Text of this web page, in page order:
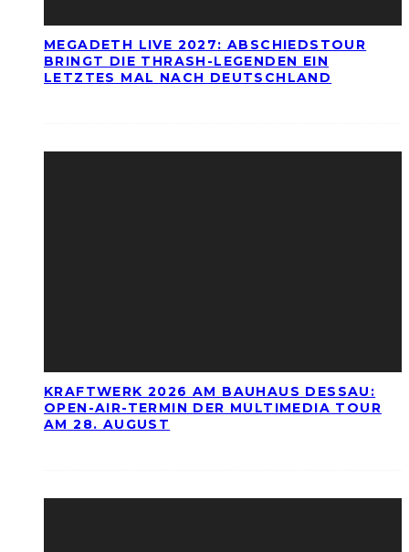
MEGADETH LIVE 2027: ABSCHIEDSTOUR
BRINGT DIE THRASH-LEGENDEN EIN
LETZTES MAL NACH DEUTSCHLAND
KRAFTWERK 2026 AM BAUHAUS DESSAU:
OPEN-AIR-TERMIN DER MULTIMEDIA TOUR
AM 28. AUGUST